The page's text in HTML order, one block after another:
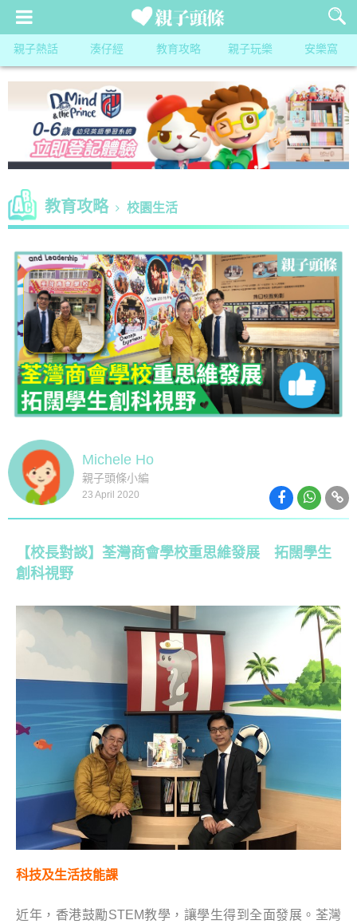
親子熱話 湊仔經 教育攻略 親子玩樂 安樂窩
教育攻略 校園生活
Michele Ho
親子頭條小編
23 April 2020
【校長對談】荃灣商會學校重思維發展 拓闊學生
創科視野
科技及生活技能課
近年，香港鼓勵STEM教學，讓學生得到全面發展。荃灣